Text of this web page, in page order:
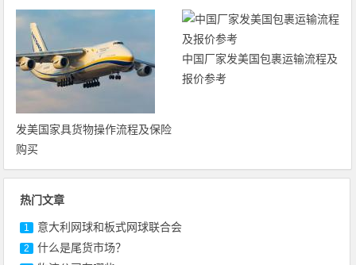
发美国家具货物操作流程及保险
购买
中国厂家发美国包裹运输流程及
报价参考
热门文章
1 意大利网球和板式网球联合会
2 什么是尾货市场？